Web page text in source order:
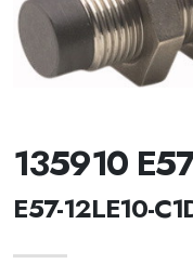
135910
E57-12LE10-